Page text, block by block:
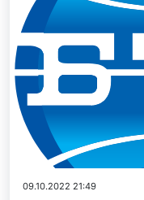
09.10.2022 21:49